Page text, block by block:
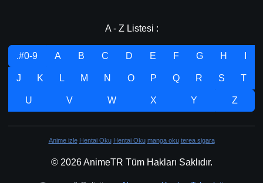
A - Z Listesi :
.#0-9 A B C D E F G H
J K L M N O P Q R S T
U V W X Y Z
Anime izle Hentai Oku Hentai Oku manga oku terea sigara
© 2026 AnimeTR Tüm Hakları Saklıdır.